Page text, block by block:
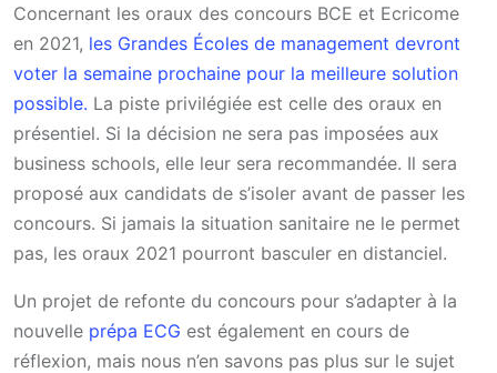
Concernant les oraux des concours BCE et Ecricome
en 2021, les Grandes Écoles de management devront
voter la semaine prochaine pour la meilleure solution
possible. La piste privilégiée est celle des oraux en
présentiel. Si la décision ne sera pas imposées aux
business schools, elle leur sera recommandée. Il sera
proposé aux candidats de s’isoler avant de passer les
concours. Si jamais la situation sanitaire ne le permet
pas, les oraux 2021 pourront basculer en distanciel.
Un projet de refonte du concours pour s’adapter à la
nouvelle prépa ECG est également en cours de
réflexion, mais nous n’en savons pas plus sur le sujet